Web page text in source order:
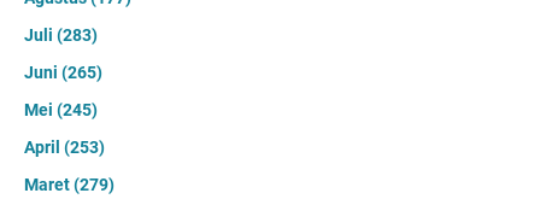
Juli (283)
Juni (265)
Mei (245)
April (253)
Maret(279)